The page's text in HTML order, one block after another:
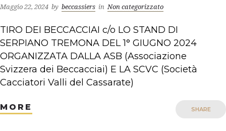
Maggio 22, 2024 by beccassiers in Non categorizzato
TIRO DEI BECCACCIAI c/o LO STAND DI
SERPIANO TREMONA DEL 1° GIUGNO 2024
ORGANIZZATA DALLA ASB (Associazione
Svizzera dei Beccacciai) E LA SCVC (Società
Cacciatori Valli del Cassarate)
MORE SHARE